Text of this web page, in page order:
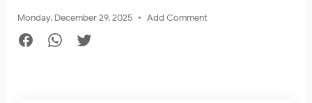
Monday, December 29, 2025 Add Comment